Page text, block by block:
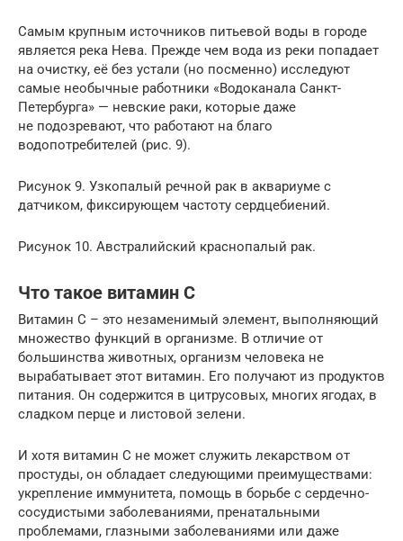
Самым крупным источников питьевой воды в городе
является река Нева. Прежде чем вода из реки попадает
на очистку, её без устали (но посменно) исследуют
самые необычные работники «Водоканала Санкт-
Петербурга» — невские раки, которые даже
не подозревают, что работают на благо
водопотребителей (рис. 9).
Рисунок 9. Узкопалый речной рак в аквариуме с
датчиком, фиксирующем частоту сердцебиений.
Рисунок 10. Австралийский краснопалый рак.
Что такое витамин С
Витамин С – это незаменимый элемент, выполняющий
множество функций в организме. В отличие от
большинства животных, организм человека не
вырабатывает этот витамин. Его получают из продуктов
питания. Он содержится в цитрусовых, многих ягодах, в
сладком перце и листовой зелени.
И хотя витамин С не может служить лекарством от
простуды, он обладает следующими преимуществами:
укрепление иммунитета, помощь в борьбе с сердечно-
сосудистыми заболеваниями, пренатальными
проблемами, глазными заболеваниями или даже